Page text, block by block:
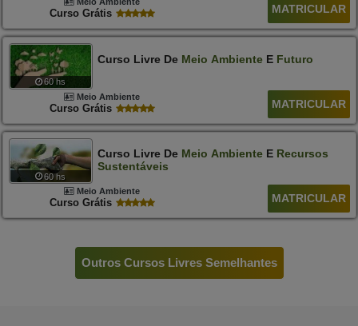
Meio Ambiente
Curso Grátis MATRICULAR
60 hs
Curso Livre De Meio AmbienteE Futuro
Meio Ambiente
Curso Grátis MATRICULAR
60 hs
Curso Livre De Meio AmbienteE Recursos
Sustentáveis
Meio Ambiente
Curso Grátis MATRICULAR
Outros Cursos Livres Semelhantes